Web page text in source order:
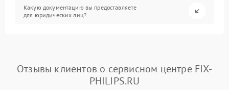
Какую документацию вы предоставляете
для юридических лиц?
Отзывы клиентов о сервисном центре FIX-
PHILIPS.RU